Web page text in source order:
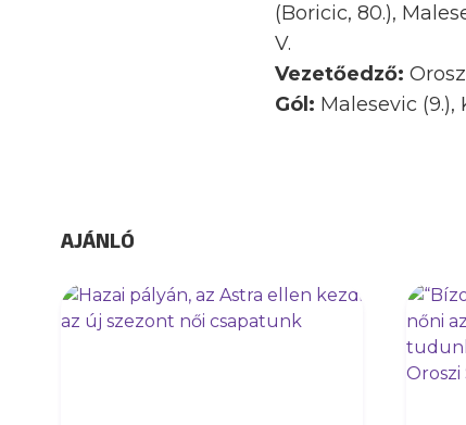
(Boricic, 80.),
V.
Vezetőedző:
Gól: Malesevic (9.),
AJÁNLÓ